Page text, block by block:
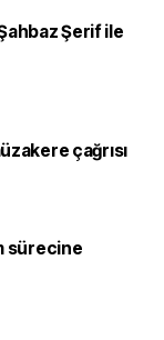
Şerif ile
çağrısı
sürecine